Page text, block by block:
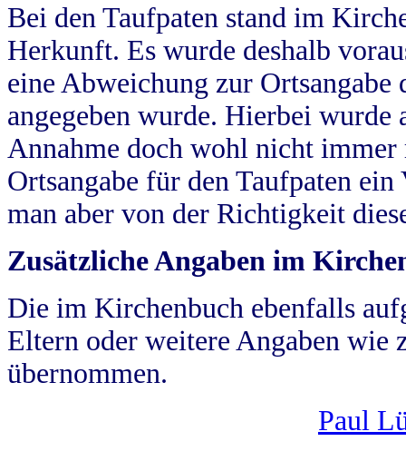
Bei den Taufpaten stand im
Herkunft. Es wurde deshalb
eine Abweichung zur
angegeben wurde. Hierbei wurde
Annahme doch wohl nicht
Ortsangabe für den Taufpaten
man aber von der Richtigkeit
Zusätzliche Angaben im
Die im Kirchenbuch ebenfalls
Eltern oder weitere Angaben wie
übernommen.
Paul